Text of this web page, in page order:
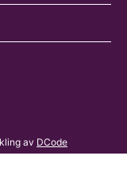
av DCode